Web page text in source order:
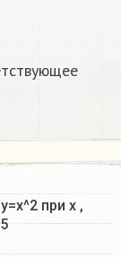
при х ,